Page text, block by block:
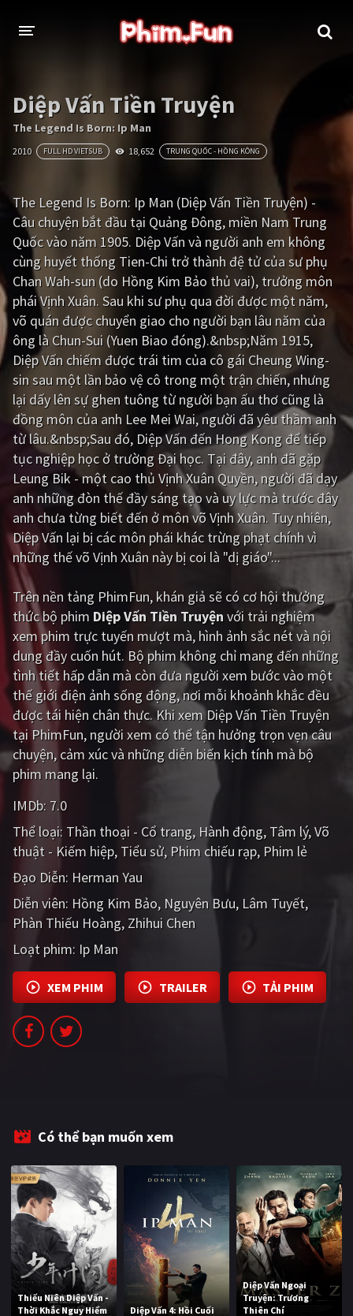
THỂ LOẠI
Thần thoại - Cổ trang
Tâm lý Chiến tranh
Kinh dị Tội phạm - Hình sự
Phiêu lưu Hài hước
Viễn tưởng Khoa học - Tài liệu
Hoạt hình Thể thao
Tình cảm - Lãng mạn Kỳ ảo
Giật gân Gia đình
Bí ẩn Lịch sử
Viễn Tây Tiểu sử
GameShow DramaTV
QUỐC GIA
Âu - Mỹ Trung Quốc - Hồng Kông
Hàn Quốc
Ấn Độ Việt Nam
Tổng hợp
CẬP NHẬT
PHIM MỚI
PHIM BỘ
PHIM LẺ
PHIM CHIẾU RẠP
TUYỂN TẬP PHIM
BLOG
Diệp Vấn Tiền Truyện
The Legend Is Born: Ip Man
2010 FULL HD VIETSUB 18,652 TRUNG QUỐC - HỒNG KÔNG
The Legend Is Born: Ip Man (Diệp Vấn Tiền Truyện) -
Câu chuyện bắt đầu tại Quảng Đông, miền Nam Trung
Quốc vào năm 1905. Diệp Vấn và người anh em không
cùng huyết thống Tien-Chi trở thành đệ tử của sư phụ
Chan Wah-sun (do Hồng Kim Bảo thủ vai), trưởng môn
phái Vịnh Xuân. Sau khi sư phụ qua đời được một năm,
võ quán được chuyển giao cho người bạn lâu năm của
ông là Chun-Sui (Yuen Biao đóng).&nbsp;Năm 1915,
Diệp Vấn chiếm được trái tim của cô gái Cheung Wing-
sin sau một lần bảo vệ cô trong một trận chiến, nhưng
lại dấy lên sự ghen tuông từ người bạn ấu thơ cũng là
đồng môn của anh Lee Mei Wai, người đã yêu thầm anh
từ lâu.&nbsp;Sau đó, Diệp Vấn đến Hong Kong để tiếp
tục nghiệp học ở trường Đại học. Tại đây, anh đã gặp
Leung Bik - một cao thủ Vịnh Xuân Quyền, người đã dạy
anh những đòn thế đầy sáng tạo và uy lực mà trước đây
anh chưa từng biết đến ở môn võ Vịnh Xuân. Tuy nhiên,
Diệp Vấn lại bị các môn phái khác trừng phạt chính vì
những thế võ Vịnh Xuân này bị coi là "dị giáo"...
Trên nền tảng PhimFun, khán giả sẽ có cơ hội thưởng
thức bộ phim Diệp Vấn Tiền Truyện với trải nghiệm
xem phim trực tuyến mượt mà, hình ảnh sắc nét và nội
dung đầy cuốn hút. Bộ phim không chỉ mang đến những
tình tiết hấp dẫn mà còn đưa người xem bước vào một
thế giới điện ảnh sống động, nơi mỗi khoảnh khắc đều
được tái hiện chân thực. Khi xem Diệp Vấn Tiền Truyện
tại PhimFun, người xem có thể tận hưởng trọn vẹn câu
chuyện, cảm xúc và những diễn biến kịch tính mà bộ
phim mang lại.
IMDb: 7.0
Thể loại: Thần thoại - Cổ trang Hành động Tâm lý Võ
thuật - Kiếm hiệp Tiểu sử Phim chiếu rạp Phim lẻ
Đạo Diễn: Herman Yau
Diễn viên: Hồng Kim Bảo Nguyên Bưu Lâm Tuyết
Phàn Thiếu Hoàng Zhihui Chen
Loạt phim: Ip Man
XEM PHIM TRAILER TẢI PHIM
Có thể bạn muốn xem
Thiếu Niên Diệp Vấn -
Thời Khắc Nguy Hiểm
Diệp Vấn 4: Hồi Cuối
Diệp Vấn Ngoại
Truyện: Trương
Thiên Chí